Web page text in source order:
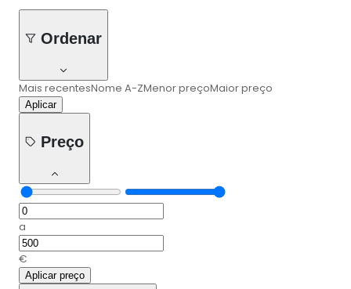
Ordenar
Mais recentesNome A-ZMenor preçoMaior preço
Aplicar
Preço
a
€
Aplicar preço